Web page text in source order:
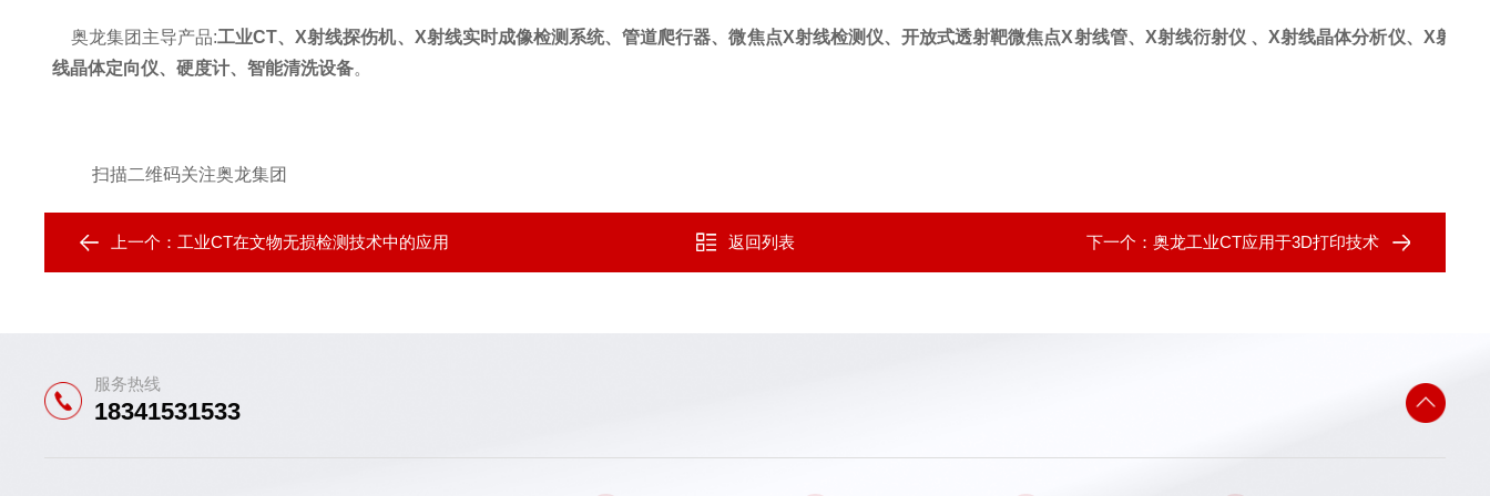
奥龙集团主导产品:工业CT、X射线探伤机、X射线实时成像检测系统、管道爬行器、微焦点X射线检测仪、开放式透射靶微焦点X射线管、X射线衍射仪 、X射线晶体分析仪、X射
线晶体定向仪、硬度计、智能清洗设备。
扫描二维码关注奥龙集团
上一个： 工业CT在文物无损检测技术中的应用 返回列表 下一个： 奥龙工业CT应用于3D打印技术
服务热线
18341531533